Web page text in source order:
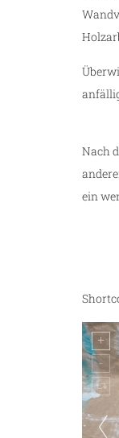
Nach
ein